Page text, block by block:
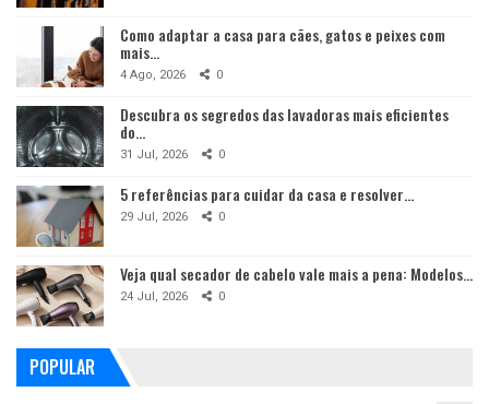
Como adaptar a casa para cães, gatos e peixes com
mais…
4 Ago, 2026 0
Descubra os segredos das lavadoras mais eficientes
do…
31 Jul, 2026 0
5 referências para cuidar da casa e resolver…
29 Jul, 2026 0
Veja qual secador de cabelo vale mais a pena: Modelos…
24 Jul, 2026 0
POPULAR